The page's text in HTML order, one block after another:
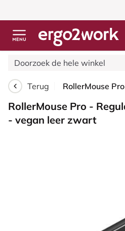
Terug
RollerMouse Pro -
- vegan leer zwart